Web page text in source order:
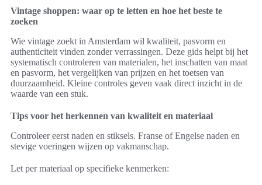
Vintage shoppen: waar op te letten en hoe het beste te
zoeken
Wie vintage zoekt in Amsterdam wil kwaliteit, pasvorm en
authenticiteit vinden zonder verrassingen. Deze gids helpt bij het
systematisch controleren van materialen, het inschatten van maat
en pasvorm, het vergelijken van prijzen en het toetsen van
duurzaamheid. Kleine controles geven vaak direct inzicht in de
waarde van een stuk.
Tips voor het herkennen van kwaliteit en materiaal
Controleer eerst naden en stiksels. Franse of Engelse naden en
stevige voeringen wijzen op vakmanschap.
Let per materiaal op specifieke kenmerken: